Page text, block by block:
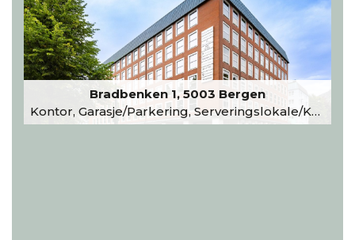
Bradbenken 1, 5003 Bergen
Kontor, Garasje/Parkering, Serveringslokale/Kantine, Undervisning/Arrangement